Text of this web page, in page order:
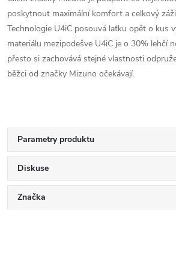
poskytnout maximální komfort a celkový
Technologie U4iC posouvá laťku opět o kus
materiálu mezipodešve U4iC je o 30% lehčí
přesto si zachovává stejné vlastnosti
běžci od značky Mizuno očekávají.
Parametry produktu
Diskuse
Značka